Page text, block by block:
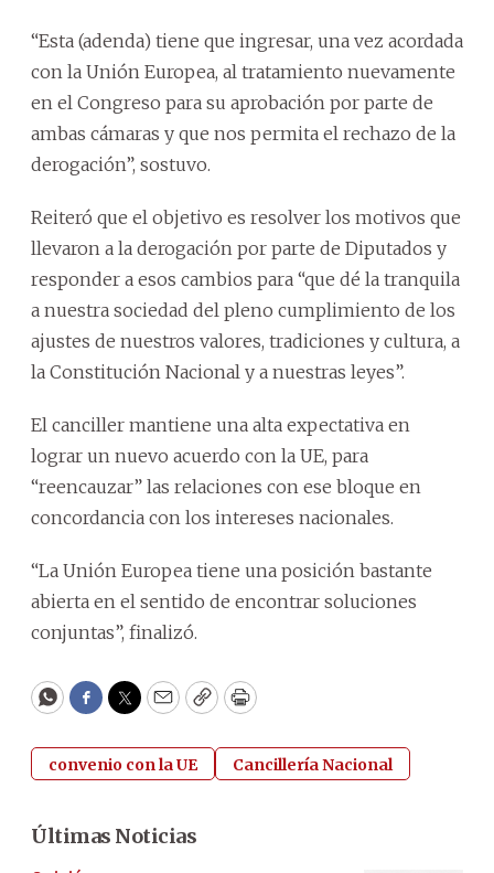
“Esta (adenda) tiene que ingresar, una vez acordada
con la Unión Europea, al tratamiento nuevamente
en el Congreso para su aprobación por parte de
ambas cámaras y que nos permita el rechazo de la
derogación”, sostuvo.
Reiteró que el objetivo es resolver los motivos que
llevaron a la derogación por parte de Diputados y
responder a esos cambios para “que dé la tranquila
a nuestra sociedad del pleno cumplimiento de los
ajustes de nuestros valores, tradiciones y cultura, a
la Constitución Nacional y a nuestras leyes”.
El canciller mantiene una alta expectativa en
lograr un nuevo acuerdo con la UE, para
“reencauzar” las relaciones con ese bloque en
concordancia con los intereses nacionales.
“La Unión Europea tiene una posición bastante
abierta en el sentido de encontrar soluciones
conjuntas”, finalizó.
WhatsApp
Facebook
Twitter
EmailCopyPrint
convenio con la UE Cancillería Nacional
Últimas Noticias